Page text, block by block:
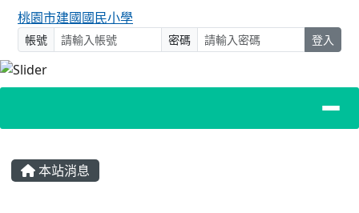
桃園市建國國民小學
帳號 密碼 登入
主內容區域
本站消息